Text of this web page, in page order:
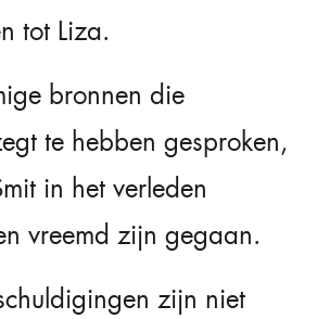
tot Liza.
bronnen die
te hebben gesproken,
in het verleden
vreemd zijn gegaan.
zijn niet